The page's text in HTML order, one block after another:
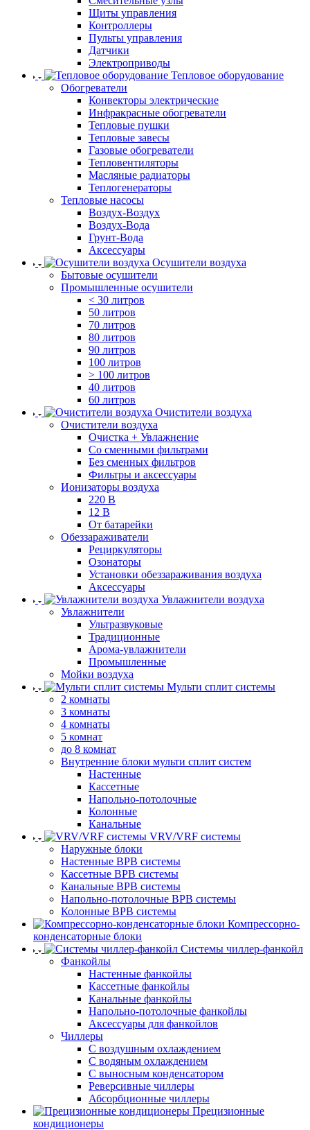
Щиты управления
Контроллеры
Пульты управления
Датчики
Электроприводы
Тепловое оборудование
Обогреватели
Конвекторы электрические
Инфракрасные обогреватели
Тепловые пушки
Тепловые завесы
Газовые обогреватели
Тепловентиляторы
Масляные радиаторы
Теплогенераторы
Тепловые насосы
Воздух-Воздух
Воздух-Вода
Грунт-Вода
Аксессуары
Осушители воздуха
Бытовые осушители
Промышленные осушители
< 30 литров
50 литров
70 литров
80 литров
90 литров
100 литров
> 100 литров
40 литров
60 литров
Очистители воздуха
Очистители воздуха
Очистка + Увлажнение
Cо сменными фильтрами
Без сменных фильтров
Фильтры и аксессуары
Ионизаторы воздуха
220 В
12 В
От батарейки
Обеззараживатели
Рециркуляторы
Озонаторы
Установки обеззараживания воздуха
Аксессуары
Увлажнители воздуха
Увлажнители
Ультразвуковые
Традиционные
Арома-увлажнители
Промышленные
Мойки воздуха
Мульти сплит системы
2 комнаты
3 комнаты
4 комнаты
5 комнат
до 8 комнат
Внутренние блоки мульти сплит систем
Настенные
Кассетные
Напольно-потолочные
Колонные
Канальные
VRV/VRF системы
Наружные блоки
Настенные ВРВ системы
Кассетные ВРВ системы
Канальные ВРВ системы
Напольно-потолочные ВРВ системы
Колонные ВРВ системы
Компрессорно-
конденсаторные блоки
Системы чиллер-фанкойл
Фанкойлы
Настенные фанкойлы
Кассетные фанкойлы
Канальные фанкойлы
Напольно-потолочные фанкойлы
Аксессуары для фанкойлов
Чиллеры
С воздушным охлаждением
С водяным охлаждением
С выносным конденсатором
Реверсивные чиллеры
Абсорбционные чиллеры
Прецизионные
кондиционеры